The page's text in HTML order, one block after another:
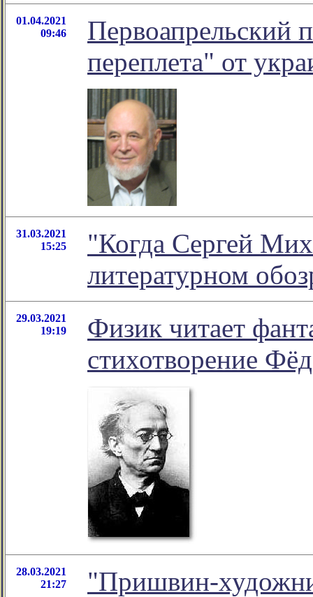
01.04.2021
09:46
Первоапрельский
переплета" от
31.03.2021
15:25
"Когда Сергей
литературном
29.03.2021
19:19
Физик читает
стихотворение
28.03.2021
21:27
"Пришвин-